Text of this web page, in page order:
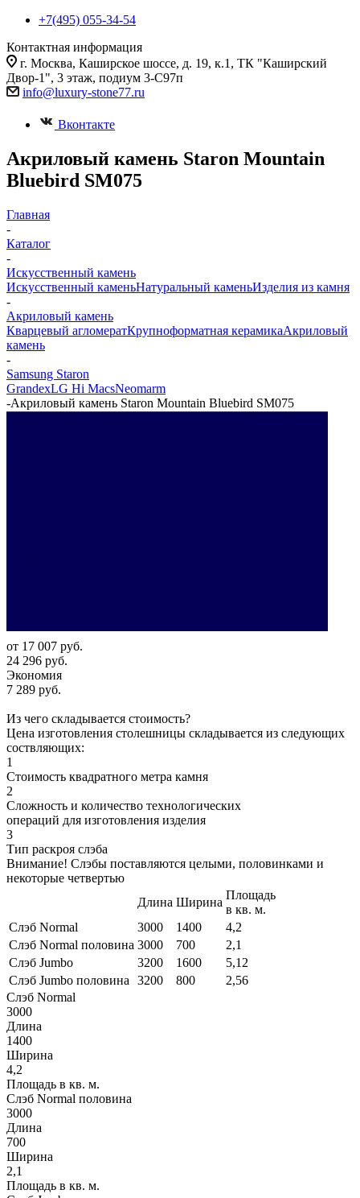
+7(495) 055-34-54
Контактная информация
г. Москва, Каширское шоссе, д. 19, к.1, ТК "Каширский
Двор-1", 3 этаж, подиум 3-С97п
info@luxury-stone77.ru
Вконтакте
Акриловый камень Staron Mountain
Bluebird SM075
Главная
-
Каталог
-
Искусственный камень
Искусственный каменьНатуральный каменьИзделия из камня
-
Акриловый камень
Кварцевый агломератКрупноформатная керамикаАкриловый
камень
-
Samsung Staron
GrandexLG Hi MacsNeomarm
-Акриловый камень Staron Mountain Bluebird SM075
от 17 007 руб.
24 296 руб.
Экономия
7 289 руб.
Из чего складывается стоимость?
Цена изготовления столешницы складывается из следующих
соствляющих:
1
Стоимость квадратного метра камня
2
Сложность и количество технологических
операций для изготовления изделия
3
Тип раскроя слэба
Внимание! Слэбы поставляются целыми, половинками и
некоторые четвертью
Длина Ширина
Площадь
в кв. м.
Слэб Normal
3000 1400
4,2
Слэб Normal половина 3000 700
2,1
Слэб Jumbo
3200 1600
5,12
Слэб Jumbo половина
3200 800
2,56
Слэб Normal
3000
Длина
1400
Ширина
4,2
Площадь в кв. м.
Слэб Normal половина
3000
Длина
700
Ширина
2,1
Площадь в кв. м.